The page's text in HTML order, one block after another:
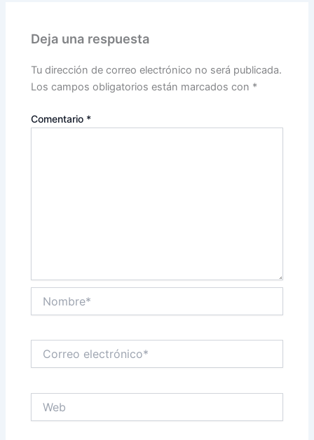
Deja una respuesta
Tu dirección de correo electrónico no será publicada.
Los campos obligatorios están marcados con *
Comentario *
electrónico*